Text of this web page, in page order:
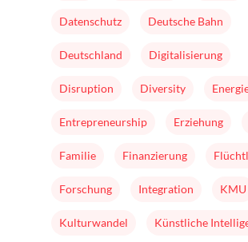
Datenschutz Deutsche Bahn
Deutschland Digitalisierung
Disruption Diversity
Entrepreneurship Erziehung
Familie Finanzierung
Forschung Integration KMU
Kulturwandel Künstliche
Team